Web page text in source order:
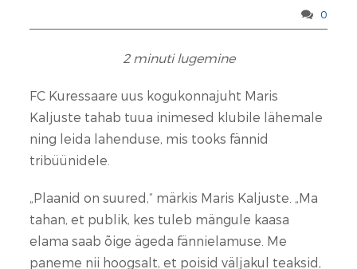
0
2 minuti lugemine
FC Kuressaare uus kogukonnajuht Maris
Kaljuste tahab tuua inimesed klubile lähemale
ning leida lahenduse, mis tooks fännid
tribüünidele.
„Plaanid on suured,“ märkis Maris Kaljuste. „Ma
tahan, et publik, kes tuleb mängule kaasa
elama saab õige ägeda fännielamuse. Me
paneme nii hoogsalt, et poisid väljakul teaksid,